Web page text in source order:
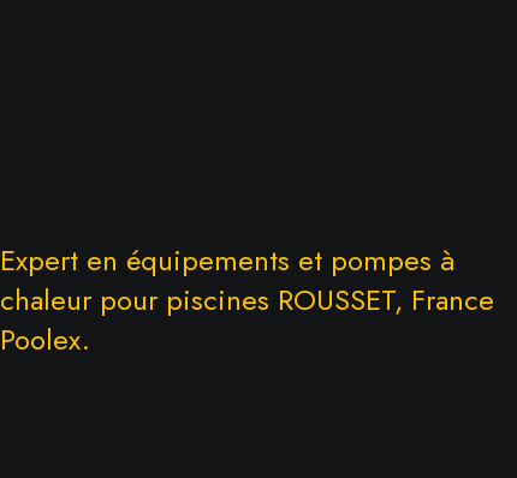
Expert en équipements et pompes à
chaleur pour piscines ROUSSET, France
Poolex.